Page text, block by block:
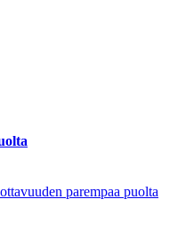
parempaa puolta